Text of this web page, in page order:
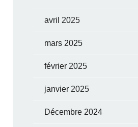
avril 2025
mars 2025
février 2025
janvier 2025
Décembre 2024